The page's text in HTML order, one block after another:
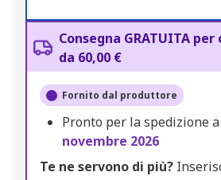
Consegna GRATUITA
da 60,00 €
Fornito dal produttore
Pronto per la spedizione
novembre 2026
Te ne servono di più?